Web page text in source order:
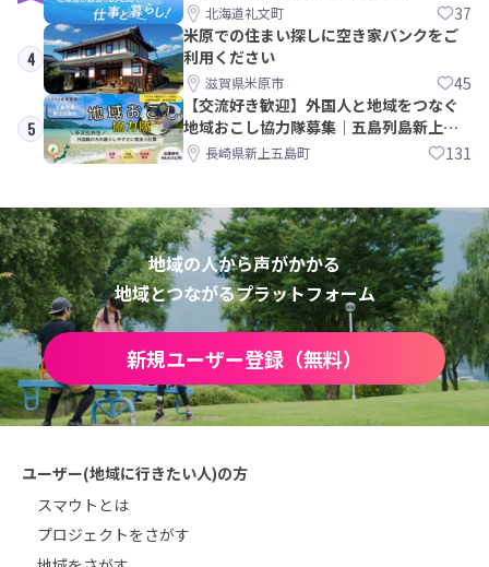
北海道礼文町 37
4
米原での住まい探しに空き家バンクをご
利用ください
滋賀県米原市 45
5
【交流好き歓迎】外国人と地域をつなぐ
地域おこし協力隊募集｜五島列島新上五
島町長崎県新上五島町 131
地域の人から声がかかる
地域とつながるプラットフォーム
新規ユーザー登録（無料）
ユーザー(地域に行きたい人)の方
スマウトとは
プロジェクトをさがす